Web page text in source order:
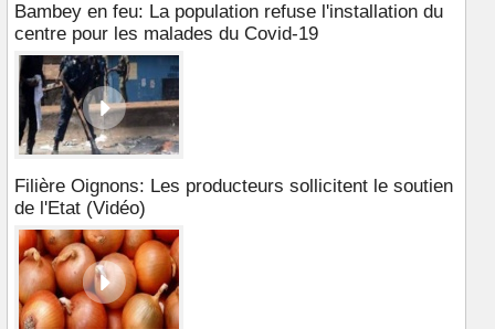
Bambey en feu: La population refuse l'installation du
centre pour les malades du Covid-19
Filière Oignons: Les producteurs sollicitent le soutien
de l'Etat (Vidéo)